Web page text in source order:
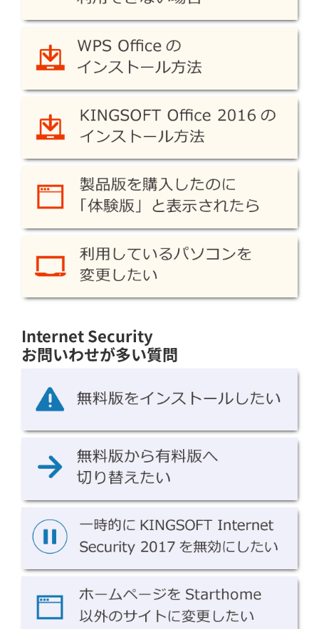
Internet Security
お問いわせが多い質問